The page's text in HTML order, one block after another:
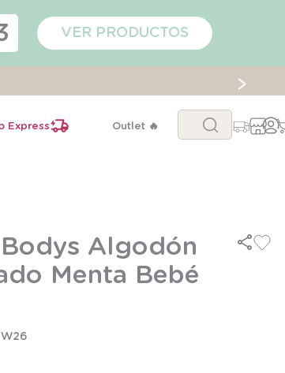
VER PRODUCTOS
Express Outlet 🔥
Buscar...
Algodón
Menta Bebé